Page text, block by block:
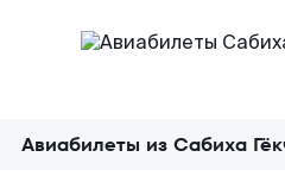
Авиабилеты из Сабиха